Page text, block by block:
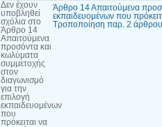
Δεν έχουν
υποβληθεί
σχόλια στο
Άρθρο 14
Απαιτούμενα
προσόντα και
κωλύματα
συμμετοχής
στον
διαγωνισμό
για την
επιλογή
εκπαιδευομένων
που
πρόκειται να
Άρθρο 14 Απαιτούμενα
εκπαιδευομένων που
Τροποποίηση παρ. 2